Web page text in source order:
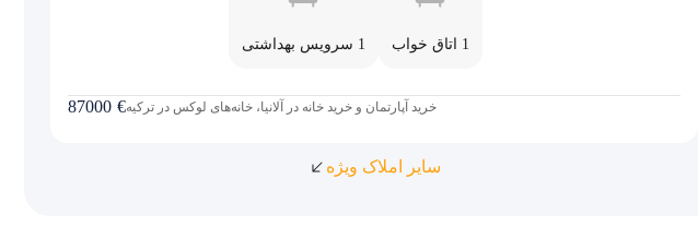
1 اتاق خواب 1 سرویس بهداشتی
€
87000 خرید آپارتمان و خرید خانه در آلانیا، خانه‌های لوکس در ترکیه
سایر املاک ویژه